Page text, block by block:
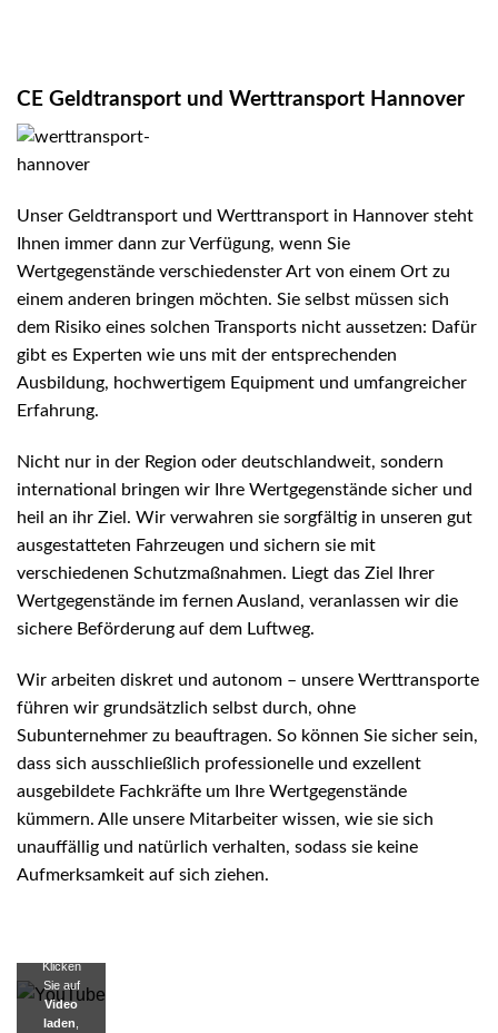
CE Geldtransport und Werttransport Hannover
Unser Geldtransport und Werttransport in Hannover steht
Ihnen immer dann zur Verfügung, wenn Sie
Wertgegenstände verschiedenster Art von einem Ort zu
einem anderen bringen möchten. Sie selbst müssen sich
dem Risiko eines solchen Transports nicht aussetzen: Dafür
gibt es Experten wie uns mit der entsprechenden
Ausbildung, hochwertigem Equipment und umfangreicher
Erfahrung.
Nicht nur in der Region oder deutschlandweit, sondern
international bringen wir Ihre Wertgegenstände sicher und
heil an ihr Ziel. Wir verwahren sie sorgfältig in unseren gut
ausgestatteten Fahrzeugen und sichern sie mit
verschiedenen Schutzmaßnahmen. Liegt das Ziel Ihrer
Wertgegenstände im fernen Ausland, veranlassen wir die
sichere Beförderung auf dem Luftweg.
Wir arbeiten diskret und autonom – unsere Werttransporte
führen wir grundsätzlich selbst durch, ohne
Subunternehmer zu beauftragen. So können Sie sicher sein,
dass sich ausschließlich professionelle und exzellent
ausgebildete Fachkräfte um Ihre Wertgegenstände
kümmern. Alle unsere Mitarbeiter wissen, wie sie sich
unauffällig und natürlich verhalten, sodass sie keine
Aufmerksamkeit auf sich ziehen.
Klicken
Sie auf
Video
laden